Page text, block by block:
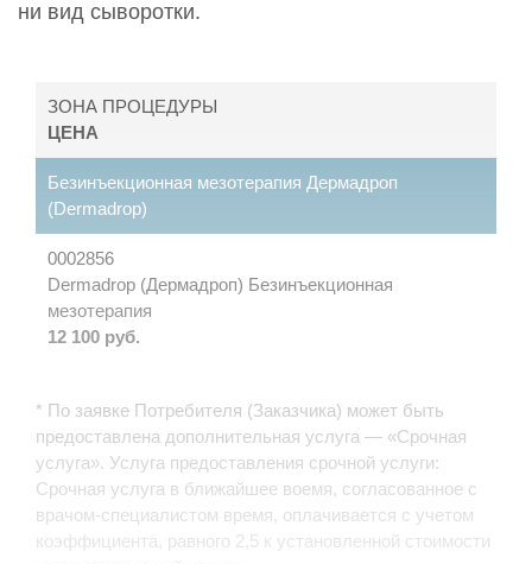
ни вид сыворотки.
ЗОНА ПРОЦЕДУРЫ
ЦЕНА
Безинъекционная мезотерапия Дермадроп
(Dermadrop)
0002856
Dermadrop (Дермадроп) Безинъекционная
мезотерапия
12 100 руб.
* По заявке Потребителя (Заказчика) может быть
предоставлена дополнительная услуга — «Срочная
услуга». Услуга предоставления срочной услуги:
Срочная услуга в ближайшее воемя, согласованное с
врачом-специалистом время, оплачивается с учетом
коэффициента, равного 2,5 к установленной стоимости